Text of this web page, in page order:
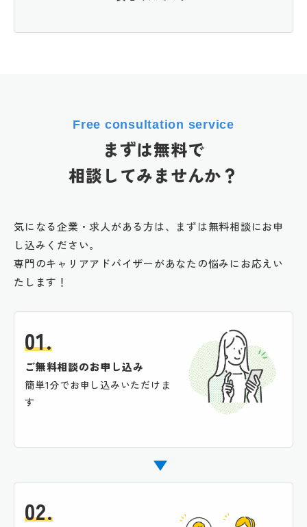
Free consultation service
まずは無料で
相談してみませんか？
気になる企業・求人がある方は、まずは無料相談にお申
し込みください。
専門のキャリアアドバイザーがあなたの悩みにお応えい
たします！
01.
ご無料相談のお申し込み
簡単1分でお申し込みいただけま
す
02.